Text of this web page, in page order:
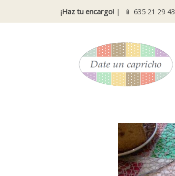
¡Haz tu encargo!| 📱 635 21 29 43